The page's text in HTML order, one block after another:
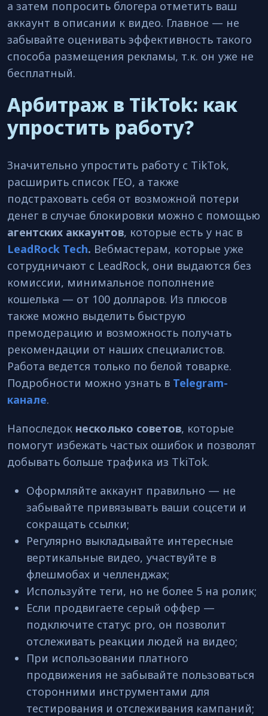
а затем попросить блогера отметить ваш
аккаунт в описании к видео. Главное — не
забывайте оценивать эффективность такого
способа размещения рекламы, т.к. он уже не
бесплатный.
Арбитраж в TikTok: как
упростить работу?
Значительно упростить работу с TikTok,
расширить список ГЕО, а также
подстраховать себя от возможной потери
денег в случае блокировки можно с помощью
агентских аккаунтов, которые есть у нас в
LeadRock Tech. Вебмастерам, которые уже
сотрудничают с LeadRock, они выдаются без
комиссии, минимальное пополнение
кошелька — от 100 долларов. Из плюсов
также можно выделить быструю
премодерацию и возможность получать
рекомендации от наших специалистов.
Работа ведется только по белой товарке.
Подробности можно узнать в Telegram-
канале.
Напоследок несколько советов, которые
помогут избежать частых ошибок и позволят
добывать больше трафика из TkiTok.
Оформляйте аккаунт правильно — не
забывайте привязывать ваши соцсети и
сокращать ссылки;
Регулярно выкладывайте интересные
вертикальные видео, участвуйте в
флешмобах и челленджах;
Используйте теги, но не более 5 на ролик;
Если продвигаете серый оффер —
подключите статус pro, он позволит
отслеживать реакции людей на видео;
При использовании платного
продвижения не забывайте пользоваться
сторонними инструментами для
тестирования и отслеживания кампаний;